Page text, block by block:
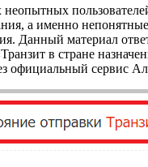
а именно
Данный материал
в стране
официальный сервис